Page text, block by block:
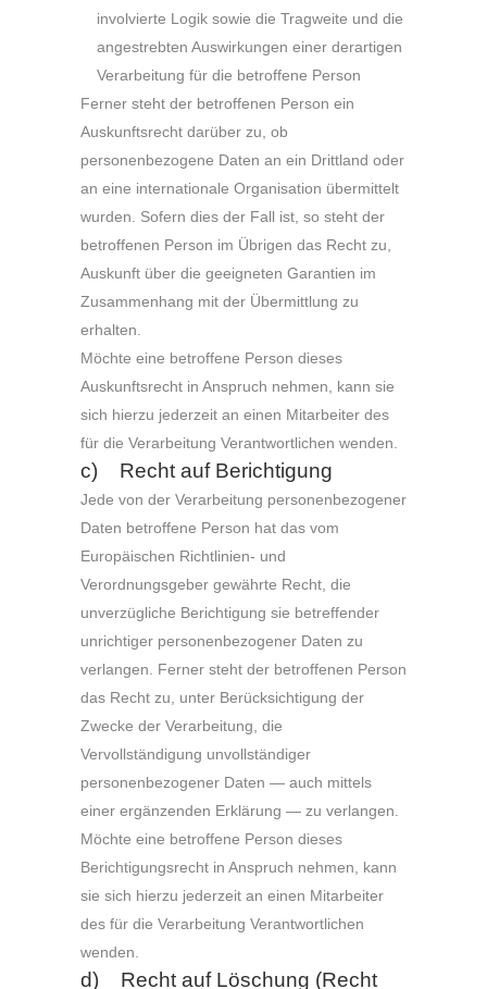
involvierte Logik sowie die Tragweite und die
angestrebten Auswirkungen einer derartigen
Verarbeitung für die betroffene Person
Ferner steht der betroffenen Person ein
Auskunftsrecht darüber zu, ob
personenbezogene Daten an ein Drittland oder
an eine internationale Organisation übermittelt
wurden. Sofern dies der Fall ist, so steht der
betroffenen Person im Übrigen das Recht zu,
Auskunft über die geeigneten Garantien im
Zusammenhang mit der Übermittlung zu
erhalten.
Möchte eine betroffene Person dieses
Auskunftsrecht in Anspruch nehmen, kann sie
sich hierzu jederzeit an einen Mitarbeiter des
für die Verarbeitung Verantwortlichen wenden.
c) Recht auf Berichtigung
Jede von der Verarbeitung personenbezogener
Daten betroffene Person hat das vom
Europäischen Richtlinien- und
Verordnungsgeber gewährte Recht, die
unverzügliche Berichtigung sie betreffender
unrichtiger personenbezogener Daten zu
verlangen. Ferner steht der betroffenen Person
das Recht zu, unter Berücksichtigung der
Zwecke der Verarbeitung, die
Vervollständigung unvollständiger
personenbezogener Daten — auch mittels
einer ergänzenden Erklärung — zu verlangen.
Möchte eine betroffene Person dieses
Berichtigungsrecht in Anspruch nehmen, kann
sie sich hierzu jederzeit an einen Mitarbeiter
des für die Verarbeitung Verantwortlichen
wenden.
d) Recht auf Löschung (Recht